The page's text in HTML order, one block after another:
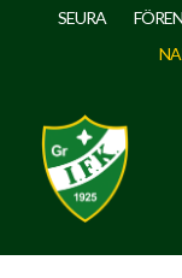
SEURA